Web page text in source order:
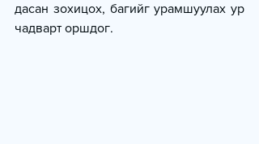
дасан зохицох, багийг урамшуулах ур
чадварт оршдог.